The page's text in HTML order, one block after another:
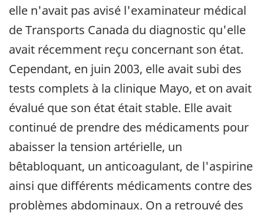
elle n'avait pas avisé l'examinateur médical
de Transports Canada du diagnostic qu'elle
avait récemment reçu concernant son état.
Cependant, en juin 2003, elle avait subi des
tests complets à la clinique Mayo, et on avait
évalué que son état était stable. Elle avait
continué de prendre des médicaments pour
abaisser la tension artérielle, un
bêtabloquant, un anticoagulant, de l'aspirine
ainsi que différents médicaments contre des
problèmes abdominaux. On a retrouvé des